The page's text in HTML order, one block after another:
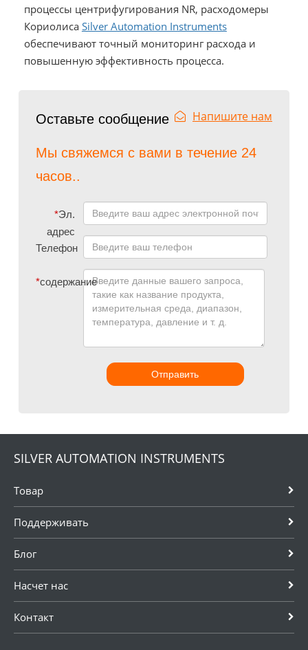
процессы центрифугирования NR, расходомеры
Кориолиса Silver Automation Instruments
обеспечивают точный мониторинг расхода и
повышенную эффективность процесса.
Оставьте сообщение Напишите нам
Мы свяжемся с вами в течение 24
часов..
*Эл.
адрес
Телефон
*содержание
Отправить
SILVER AUTOMATION INSTRUMENTS
Товар
Поддерживать
Блог
Насчет нас
Контакт